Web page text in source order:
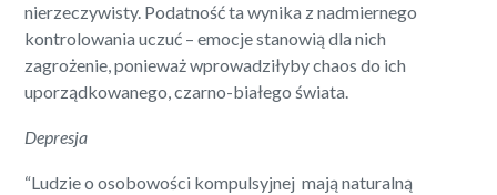
nierzeczywisty. Podatność ta wynika z nadmiernego
kontrolowania uczuć – emocje stanowią dla nich
zagrożenie, ponieważ wprowadziłyby chaos do ich
uporządkowanego, czarno-białego świata.
Depresja
“Ludzie o osobowości kompulsyjnej mają naturalną